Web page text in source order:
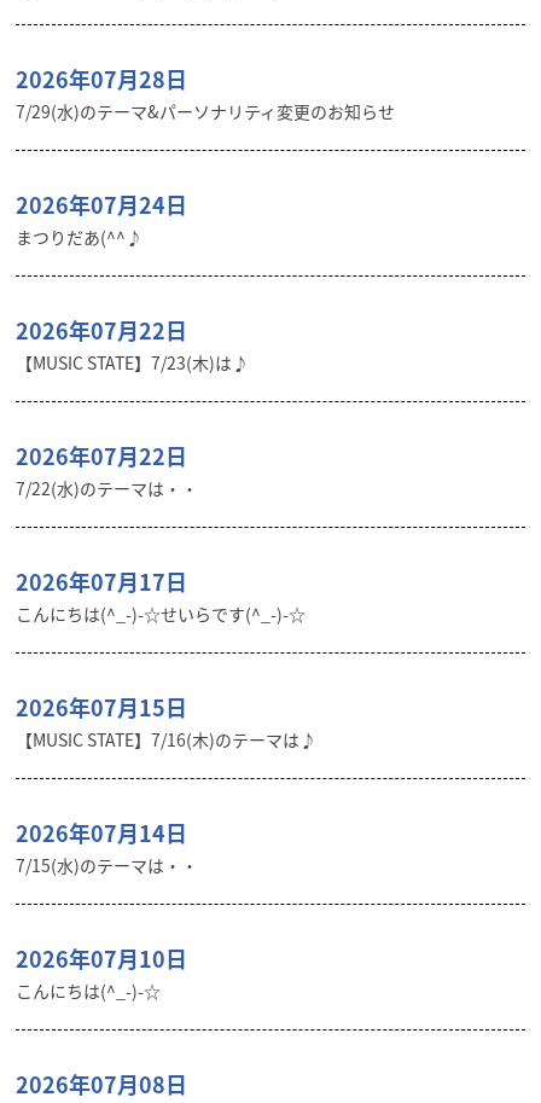
2026年07月28日
7/29(水)のテーマ&パーソナリティ変更のお知らせ
2026年07月24日
まつりだあ(^^♪
2026年07月22日
【MUSIC STATE】7/23(木)は♪
2026年07月22日
7/22(水)のテーマは・・
2026年07月17日
こんにちは(^_-)-☆せいらです(^_-)-☆
2026年07月15日
【MUSIC STATE】7/16(木)のテーマは♪
2026年07月14日
7/15(水)のテーマは・・
2026年07月10日
こんにちは(^_-)-☆
2026年07月08日